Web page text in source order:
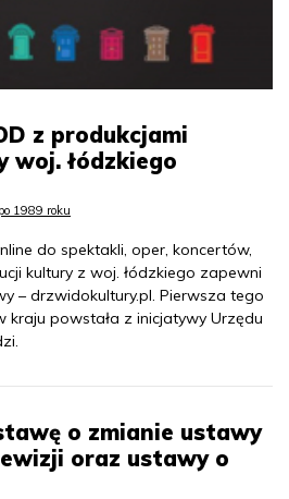
z produkcjami
łódzkiego
1989 roku
do spektakli, oper, koncertów,
kultury z woj. łódzkiego zapewni
– drzwidokultury.pl. Pierwsza tego
powstała z inicjatywy Urzędu
o zmianie ustawy
oraz ustawy o